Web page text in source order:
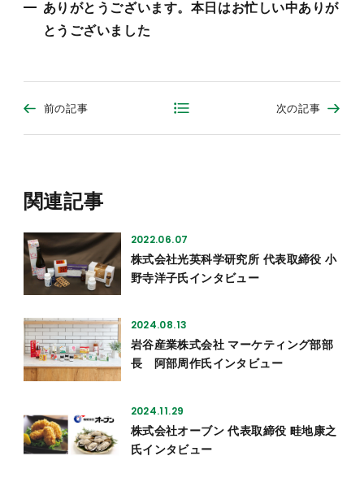
ありがとうございます。本日はお忙しい中ありが
とうございました
前の記事 次の記事
関連記事
2022.06.07
株式会社光英科学研究所 代表取締役 小
野寺洋子氏インタビュー
2024.08.13
岩谷産業株式会社 マーケティング部部
長 阿部周作氏インタビュー
2024.11.29
株式会社オーブン 代表取締役 畦地康之
氏インタビュー